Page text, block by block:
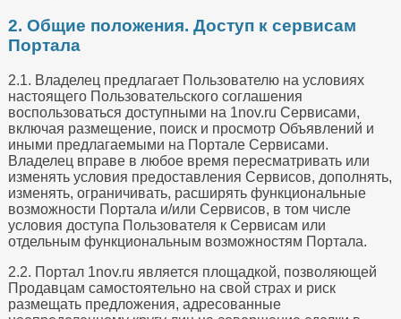
2. Общие положения. Доступ к сервисам
Портала
2.1. Владелец предлагает Пользователю на условиях
настоящего Пользовательского соглашения
воспользоваться доступными на 1nov.ru Сервисами,
включая размещение, поиск и просмотр Объявлений и
иными предлагаемыми на Портале Сервисами.
Владелец вправе в любое время пересматривать или
изменять условия предоставления Сервисов, дополнять,
изменять, ограничивать, расширять функциональные
возможности Портала и/или Сервисов, в том числе
условия доступа Пользователя к Сервисам или
отдельным функциональным возможностям Портала.
2.2. Портал 1nov.ru является площадкой, позволяющей
Продавцам самостоятельно на свой страх и риск
размещать предложения, адресованные